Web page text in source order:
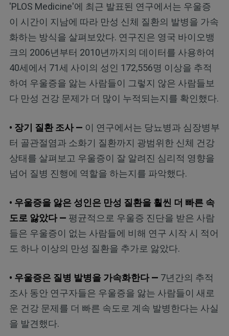
'PLOS Medicine'에 최근 발표된 연구에서는 우울증
이 시간이 지남에 따라 만성 신체 질환의 발병을 가속
화하는 방식을 살펴보았다. 연구진은 영국 바이오뱅
크의 2006년부터 2010년까지의 데이터를 사용하여
40세에서 71세 사이의 성인 172,556명 이상을 추적
하여 우울증을 앓는 사람들이 그렇지 않은 사람들보
다 만성 건강 문제가 더 많이 누적되는지를 확인했다.
• 장기 질환 조사 — 이 연구에서는 당뇨병과 심장병부
터 골관절염과 소화기 질환까지 광범위한 신체 건강
상태를 살펴보고 우울증이 잘 알려진 심리적 영향을
넘어 질병 진행에 역할을 하는지를 파악했다.
• 우울증을 앓은 성인은 만성 질환을 훨씬 더 빠른 속
도로 앓았다 — 평균적으로 우울증 진단을 받은 사람
들은 우울증이 없는 사람들에 비해 연구 시작 시 적어
도 하나 이상의 만성 질환을 추가로 앓았다.
• 우울증은 질병 발병을 가속화한다 — 7년간의 추적
조사 동안 연구자들은 우울증을 앓는 사람들이 새로
운 건강 문제를 더 빠른 속도로 계속 발병한다는 사실
을 발견했다.